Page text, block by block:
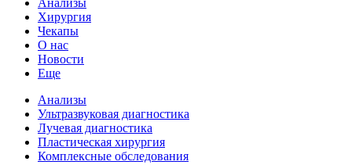
Анализы
Хирургия
Чекапы
О нас
Новости
Еще
Анализы
Ультразвуковая диагностика
Лучевая диагностика
Пластическая хирургия
Комплексные обследования